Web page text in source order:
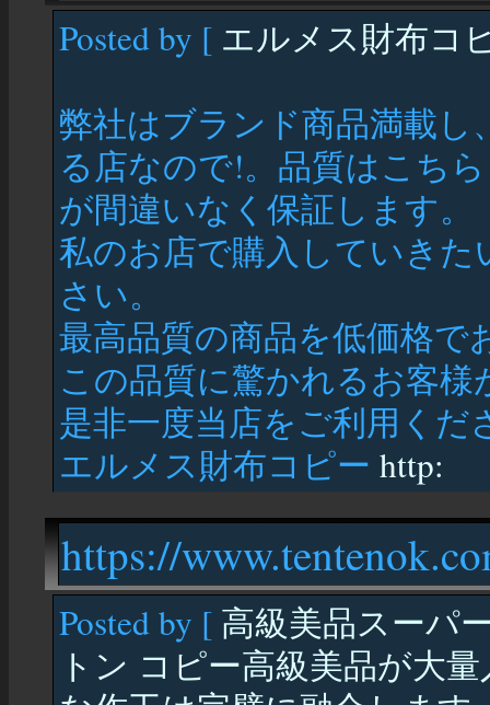
Posted by [ エルメス財布コ
弊社はブランド商品満載
る店なので!。品質はこちら
が間違いなく保証します。
私のお店で購入していき
さい。
最高品質の商品を低価格
この品質に驚かれるお客
是非一度当店をご利用くだ
エルメス財布コピー http:
https://
Posted by [ 高級美品スーパ
トン コピー高級美品が大